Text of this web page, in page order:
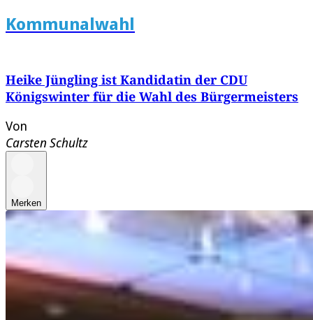
Kommunalwahl
Heike Jüngling ist Kandidatin der CDU
Königswinter für die Wahl des Bürgermeisters
Von
Carsten Schultz
Merken